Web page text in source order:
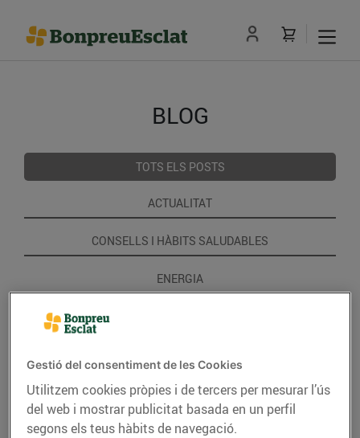
BLOG
TOTS ELS POSTS
ACTUALITAT
CONSELLS I HÀBITS SALUDABLES
ENERGIA
GASTRONOMIA I TRADICIONS
Gestió del consentiment de les Cookies
Utilitzem cookies pròpies i de tercers per mesurar l’ús
del web i mostrar publicitat basada en un perfil
segons els teus hàbits de navegació.